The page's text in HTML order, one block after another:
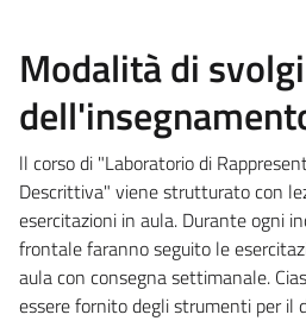
Modalità di
ll corso di "Laboratorio di
Descrittiva" viene strutturato con
esercitazioni in aula. Durante ogni
frontale faranno seguito le
aula con consegna settimanale.
essere fornito degli strumenti per il